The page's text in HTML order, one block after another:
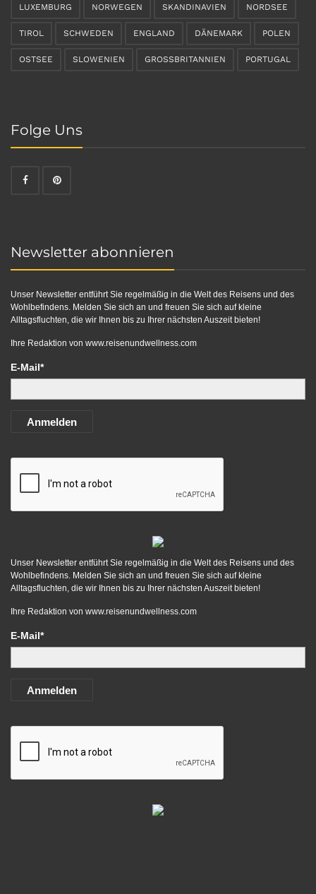
LUXEMBURG NORWEGEN SKANDINAVIEN NORDSEE
TIROL SCHWEDEN ENGLAND DÄNEMARK POLEN
OSTSEE SLOWENIEN GROSSBRITANNIEN PORTUGAL
Folge Uns
Newsletter abonnieren
Unser Newsletter entführt Sie regelmäßig in die Welt des Reisens und des
Wohlbefindens. Melden Sie sich an und freuen Sie sich auf kleine
Alltagsfluchten, die wir Ihnen bis zu Ihrer nächsten Auszeit bieten!
Ihre Redaktion von www.reisenundwellness.com
E-Mail*
Anmelden
Unser Newsletter entführt Sie regelmäßig in die Welt des Reisens und des
Wohlbefindens. Melden Sie sich an und freuen Sie sich auf kleine
Alltagsfluchten, die wir Ihnen bis zu Ihrer nächsten Auszeit bieten!
Ihre Redaktion von www.reisenundwellness.com
E-Mail*
Anmelden